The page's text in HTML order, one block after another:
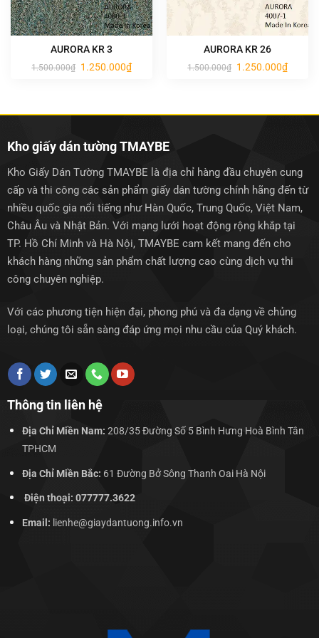
AURORA KR 3
1.500.000₫ Giá
gốc
1.250.000₫Giá
hiện
AURORA KR 26
1.500.000₫ Giá
gốc
1.250.000₫Giá
hiện
Kho giấy dán tường TMAYBE
Kho Giấy Dán Tường TMAYBE là địa chỉ hàng đầu chuyên cung
cấp và thi công các sản phẩm giấy dán tường chính hãng đến từ
nhiều quốc gia nổi tiếng như Hàn Quốc, Trung Quốc, Việt Nam,
Châu Âu và Nhật Bản. Với mạng lưới hoạt động rộng khắp tại
TP. Hồ Chí Minh và Hà Nội, TMAYBE cam kết mang đến cho
khách hàng những sản phẩm chất lượng cao cùng dịch vụ thi
công chuyên nghiệp.
Với các phương tiện hiện đại, phong phú và đa dạng về chủng
loại, chúng tôi sẵn sàng đáp ứng mọi nhu cầu của Quý khách.
Thông tin liên hệ
Địa Chỉ Miền Nam: 208/35 Đường Số 5 Bình Hưng Hoà Bình Tân
TPHCM
Địa Chỉ Miền Bắc: 61 Đường Bở Sông Thanh Oai Hà Nội
Điện thoại: 077777.3622
Email: lienhe@giaydantuong.info.vn